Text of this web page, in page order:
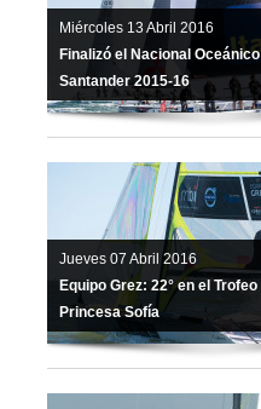
Miércoles 13 Abril 2016
Finalizó el Nacional Oceánico
Santander 2015-16
Jueves 07 Abril 2016
Equipo Grez: 22° en el Trofeo
Princesa Sofía